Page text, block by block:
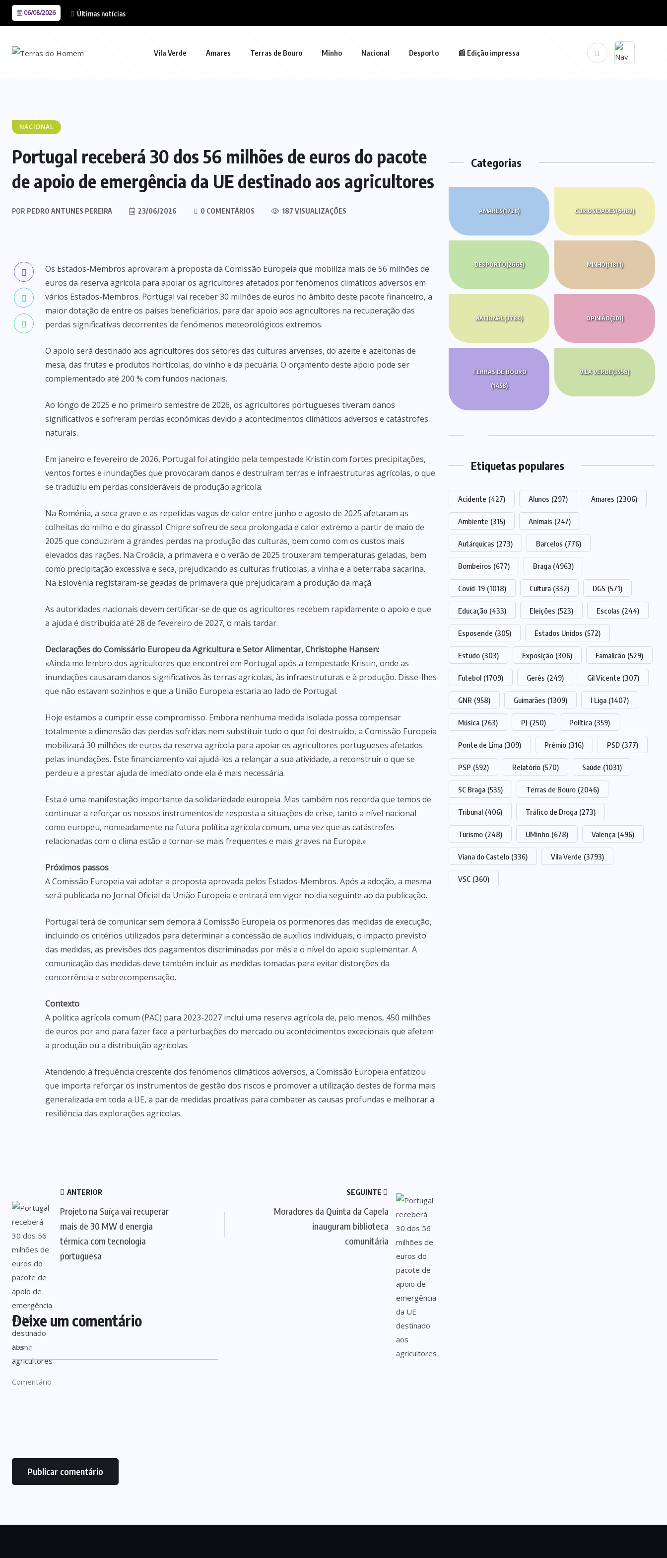
06/08/2026 Últimas notícias
Vila Verde Amares Terras de Bouro Minho Nacional Desporto 📰 Edição impressa
NACIONAL
Portugal receberá 30 dos 56 milhões de euros do pacote
de apoio de emergência da UE destinado aos agricultores
POR PEDRO ANTUNES PEREIRA 23/06/2026 0 COMENTÁRIOS 187 VISUALIZAÇÕES
Os Estados-Membros aprovaram a proposta da Comissão Europeia que mobiliza mais de 56 milhões de
euros da reserva agrícola para apoiar os agricultores afetados por fenómenos climáticos adversos em
vários Estados-Membros. Portugal vai receber 30 milhões de euros no âmbito deste pacote financeiro, a
maior dotação de entre os países beneficiários, para dar apoio aos agricultores na recuperação das
perdas significativas decorrentes de fenómenos meteorológicos extremos.
O apoio será destinado aos agricultores dos setores das culturas arvenses, do azeite e azeitonas de
mesa, das frutas e produtos hortícolas, do vinho e da pecuária. O orçamento deste apoio pode ser
complementado até 200 % com fundos nacionais.
Ao longo de 2025 e no primeiro semestre de 2026, os agricultores portugueses tiveram danos
significativos e sofreram perdas económicas devido a acontecimentos climáticos adversos e catástrofes
naturais.
Em janeiro e fevereiro de 2026, Portugal foi atingido pela tempestade Kristin com fortes precipitações,
ventos fortes e inundações que provocaram danos e destruíram terras e infraestruturas agrícolas, o que
se traduziu em perdas consideráveis de produção agrícola.
Na Roménia, a seca grave e as repetidas vagas de calor entre junho e agosto de 2025 afetaram as
colheitas do milho e do girassol. Chipre sofreu de seca prolongada e calor extremo a partir de maio de
2025 que conduziram a grandes perdas na produção das culturas, bem como com os custos mais
elevados das rações. Na Croácia, a primavera e o verão de 2025 trouxeram temperaturas geladas, bem
como precipitação excessiva e seca, prejudicando as culturas frutícolas, a vinha e a beterraba sacarina.
Na Eslovénia registaram-se geadas de primavera que prejudicaram a produção da maçã.
As autoridades nacionais devem certificar-se de que os agricultores recebem rapidamente o apoio e que
a ajuda é distribuída até 28 de fevereiro de 2027, o mais tardar.
Declarações do Comissário Europeu da Agricultura e Setor Alimentar, Christophe Hansen:
«Ainda me lembro dos agricultores que encontrei em Portugal após a tempestade Kristin, onde as
inundações causaram danos significativos às terras agrícolas, às infraestruturas e à produção. Disse-lhes
que não estavam sozinhos e que a União Europeia estaria ao lado de Portugal.
Hoje estamos a cumprir esse compromisso. Embora nenhuma medida isolada possa compensar
totalmente a dimensão das perdas sofridas nem substituir tudo o que foi destruído, a Comissão Europeia
mobilizará 30 milhões de euros da reserva agrícola para apoiar os agricultores portugueses afetados
pelas inundações. Este financiamento vai ajudá-los a relançar a sua atividade, a reconstruir o que se
perdeu e a prestar ajuda de imediato onde ela é mais necessária.
Esta é uma manifestação importante da solidariedade europeia. Mas também nos recorda que temos de
continuar a reforçar os nossos instrumentos de resposta a situações de crise, tanto a nível nacional
como europeu, nomeadamente na futura política agrícola comum, uma vez que as catástrofes
relacionadas com o clima estão a tornar-se mais frequentes e mais graves na Europa.»
Próximos passos
A Comissão Europeia vai adotar a proposta aprovada pelos Estados-Membros. Após a adoção, a mesma
será publicada no Jornal Oficial da União Europeia e entrará em vigor no dia seguinte ao da publicação.
Portugal terá de comunicar sem demora à Comissão Europeia os pormenores das medidas de execução,
incluindo os critérios utilizados para determinar a concessão de auxílios individuais, o impacto previsto
das medidas, as previsões dos pagamentos discriminadas por mês e o nível do apoio suplementar. A
comunicação das medidas deve também incluir as medidas tomadas para evitar distorções da
concorrência e sobrecompensação.
Contexto
A política agrícola comum (PAC) para 2023-2027 inclui uma reserva agrícola de, pelo menos, 450 milhões
de euros por ano para fazer face a perturbações do mercado ou acontecimentos excecionais que afetem
a produção ou a distribuição agrícolas.
Atendendo à frequência crescente dos fenómenos climáticos adversos, a Comissão Europeia enfatizou
que importa reforçar os instrumentos de gestão dos riscos e promover a utilização destes de forma mais
generalizada em toda a UE, a par de medidas proativas para combater as causas profundas e melhorar a
resiliência das explorações agrícolas.
ANTERIOR
Projeto na Suíça vai recuperar
mais de 30 MW d energia
térmica com tecnologia
portuguesa
SEGUINTE
Moradores da Quinta da Capela
inauguram biblioteca
comunitária
Deixe um comentário
Categorias
AMARES(1728) CURIOSIDADES(6982)
DESPORTO(2665) MINHO(11811)
NACIONAL(3784) OPINIÃO(301)
TERRAS DE BOURO
(1458)
VILA VERDE(3598)
Etiquetas populares
Acidente (427) Alunos (297) Amares (2306)
Ambiente (315) Animais (247)
Autárquicas (273) Barcelos (776)
Bombeiros (677) Braga (4963)
Covid-19 (1018) Cultura (332) DGS (571)
Educação (433) Eleições (523) Escolas (244)
Esposende (305) Estados Unidos (572)
Estudo (303) Exposição (306) Famalicão (529)
Futebol (1709) Gerês (249) Gil Vicente (307)
GNR (958) Guimarães (1309) I Liga (1407)
Música (263) PJ (250) Política (359)
Ponte de Lima (309) Prémio (316) PSD (377)
PSP (592) Relatório (570) Saúde (1031)
SC Braga (535) Terras de Bouro (2046)
Tribunal (406) Tráfico de Droga (273)
Turismo (248) UMinho (678) Valença (496)
Viana do Castelo (336) Vila Verde (3793)
VSC (360)